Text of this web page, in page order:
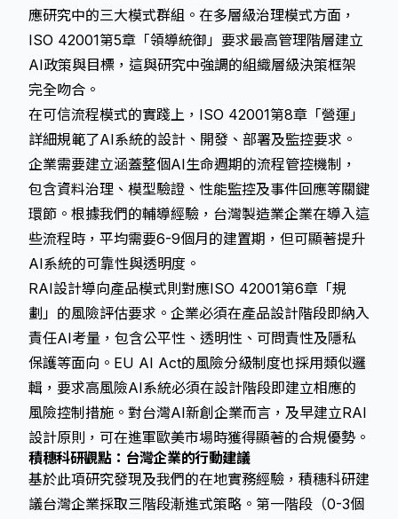
應研究中的三大模式群組。在多層級治理模式方面，
ISO 42001第5章「領導統御」要求最高管理階層建立
AI政策與目標，這與研究中強調的組織層級決策框架
完全吻合。
在可信流程模式的實踐上，ISO 42001第8章「營運」
詳細規範了AI系統的設計、開發、部署及監控要求。
企業需要建立涵蓋整個AI生命週期的流程管控機制，
包含資料治理、模型驗證、性能監控及事件回應等關鍵
環節。根據我們的輔導經驗，台灣製造業企業在導入這
些流程時，平均需要6-9個月的建置期，但可顯著提升
AI系統的可靠性與透明度。
RAI設計導向產品模式則對應ISO 42001第6章「規
劃」的風險評估要求。企業必須在產品設計階段即納入
責任AI考量，包含公平性、透明性、可問責性及隱私
保護等面向。EU AI Act的風險分級制度也採用類似邏
輯，要求高風險AI系統必須在設計階段即建立相應的
風險控制措施。對台灣AI新創企業而言，及早建立RAI
設計原則，可在進軍歐美市場時獲得顯著的合規優勢。
積穗科研觀點：台灣企業的行動建議
基於此項研究發現及我們的在地實務經驗，積穗科研建
議台灣企業採取三階段漸進式策略。第一階段（0-3個